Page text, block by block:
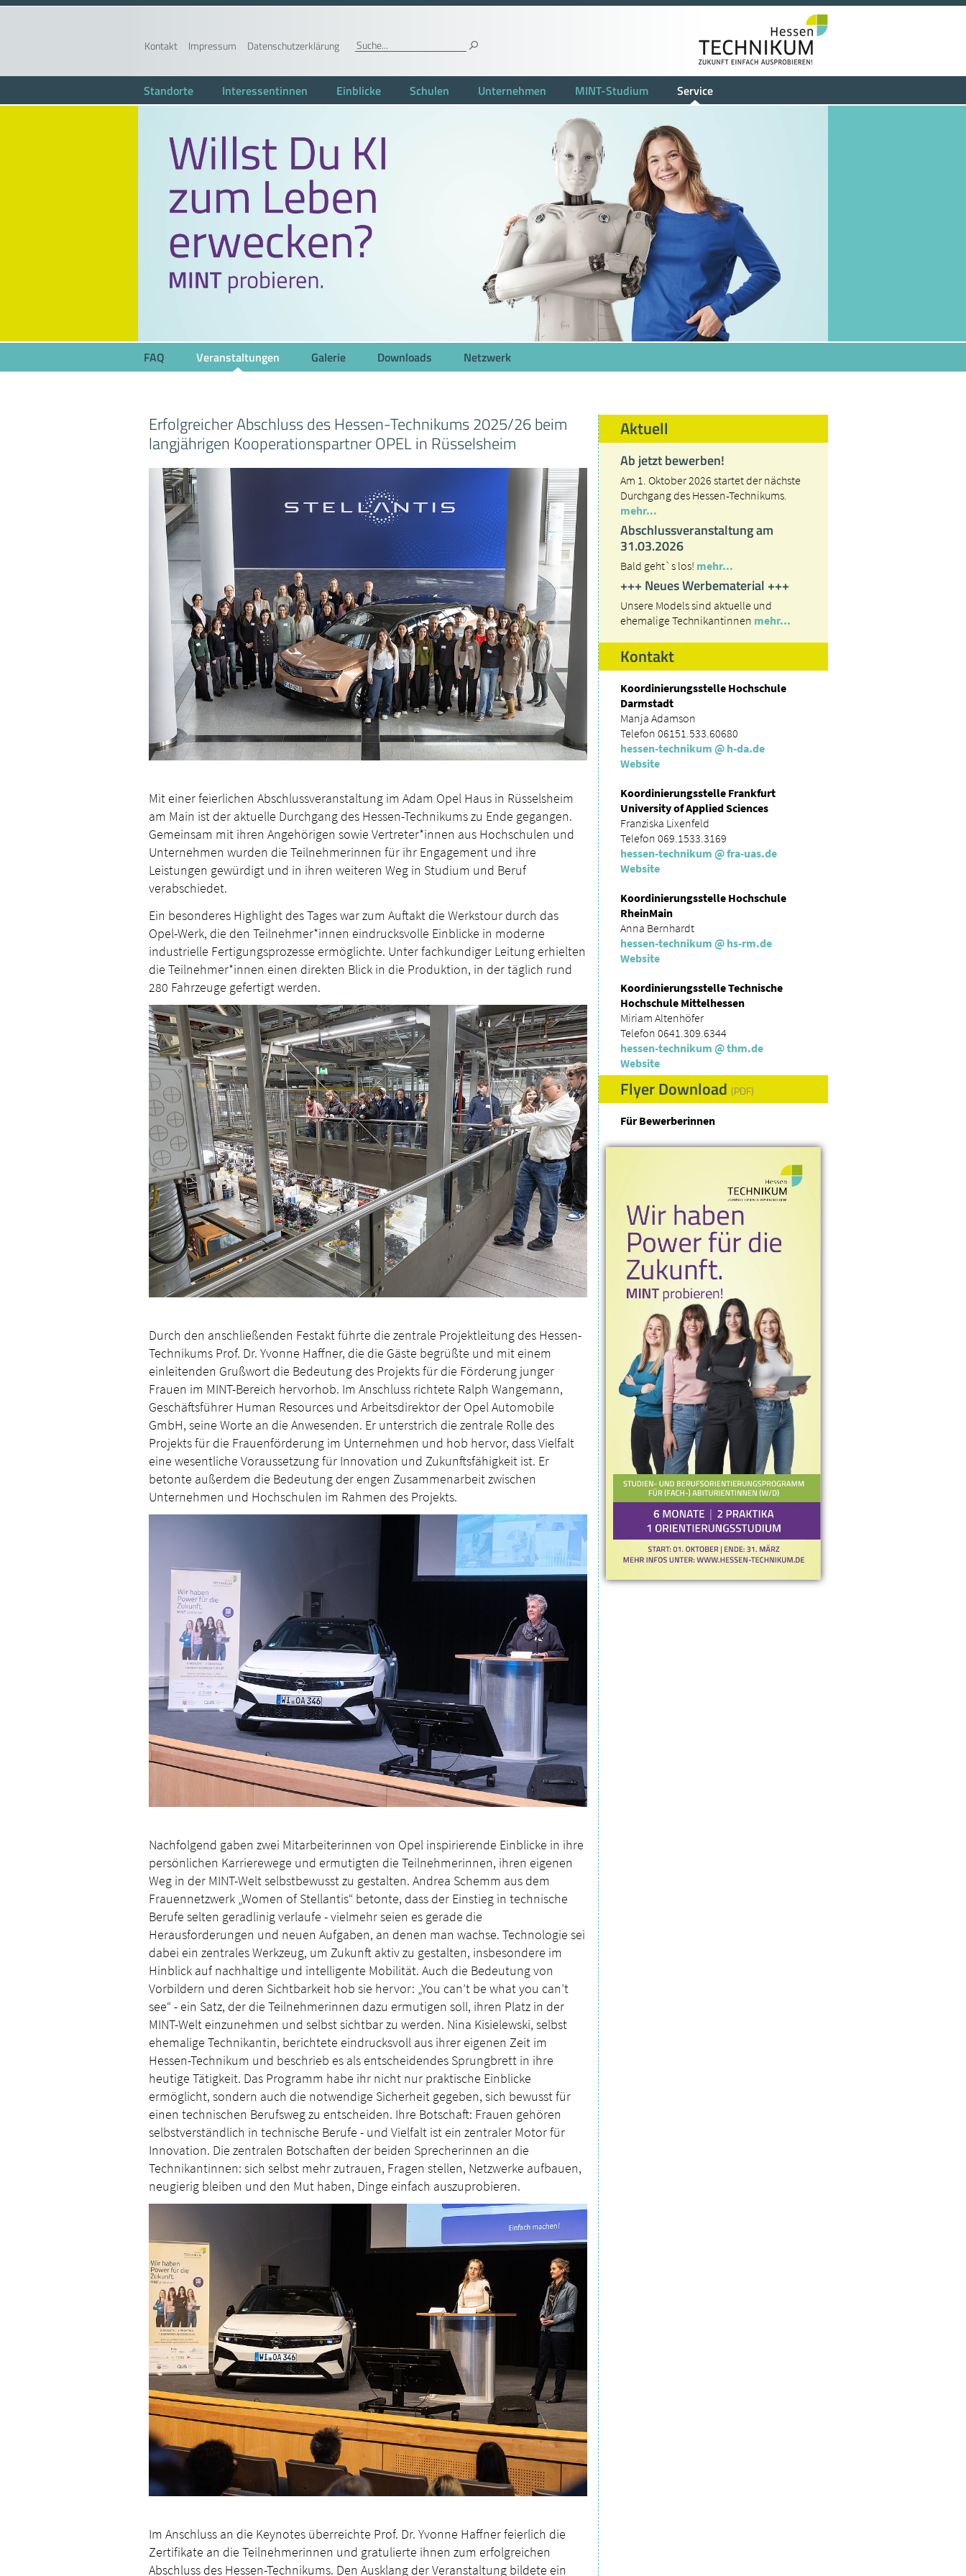
Kontakt Impressum Datenschutzerklärung
Standorte Interessentinnen Einblicke Schulen Unternehmen MINT-Studium Service
FAQ Veranstaltungen Galerie Downloads Netzwerk
Erfolgreicher Abschluss des Hessen-Technikums 2025/26 beim
langjährigen Kooperationspartner OPEL in Rüsselsheim
Mit einer feierlichen Abschlussveranstaltung im Adam Opel Haus in Rüsselsheim
am Main ist der aktuelle Durchgang des Hessen-Technikums zu Ende gegangen.
Gemeinsam mit ihren Angehörigen sowie Vertreter*innen aus Hochschulen und
Unternehmen wurden die Teilnehmerinnen für ihr Engagement und ihre
Leistungen gewürdigt und in ihren weiteren Weg in Studium und Beruf
verabschiedet.
Ein besonderes Highlight des Tages war zum Auftakt die Werkstour durch das
Opel-Werk, die den Teilnehmer*innen eindrucksvolle Einblicke in moderne
industrielle Fertigungsprozesse ermöglichte. Unter fachkundiger Leitung erhielten
die Teilnehmer*innen einen direkten Blick in die Produktion, in der täglich rund
280 Fahrzeuge gefertigt werden.
Durch den anschließenden Festakt führte die zentrale Projektleitung des Hessen-
Technikums Prof. Dr. Yvonne Haffner, die die Gäste begrüßte und mit einem
einleitenden Grußwort die Bedeutung des Projekts für die Förderung junger
Frauen im MINT-Bereich hervorhob. Im Anschluss richtete Ralph Wangemann,
Geschäftsführer Human Resources und Arbeitsdirektor der Opel Automobile
GmbH, seine Worte an die Anwesenden. Er unterstrich die zentrale Rolle des
Projekts für die Frauenförderung im Unternehmen und hob hervor, dass Vielfalt
eine wesentliche Voraussetzung für Innovation und Zukunftsfähigkeit ist. Er
betonte außerdem die Bedeutung der engen Zusammenarbeit zwischen
Unternehmen und Hochschulen im Rahmen des Projekts.
Nachfolgend gaben zwei Mitarbeiterinnen von Opel inspirierende Einblicke in ihre
persönlichen Karrierewege und ermutigten die Teilnehmerinnen, ihren eigenen
Weg in der MINT-Welt selbstbewusst zu gestalten. Andrea Schemm aus dem
Frauennetzwerk „Women of Stellantis“ betonte, dass der Einstieg in technische
Berufe selten geradlinig verlaufe - vielmehr seien es gerade die
Herausforderungen und neuen Aufgaben, an denen man wachse. Technologie sei
dabei ein zentrales Werkzeug, um Zukunft aktiv zu gestalten, insbesondere im
Hinblick auf nachhaltige und intelligente Mobilität. Auch die Bedeutung von
Vorbildern und deren Sichtbarkeit hob sie hervor: „You can’t be what you can’t
see“ - ein Satz, der die Teilnehmerinnen dazu ermutigen soll, ihren Platz in der
MINT-Welt einzunehmen und selbst sichtbar zu werden. Nina Kisielewski, selbst
ehemalige Technikantin, berichtete eindrucksvoll aus ihrer eigenen Zeit im
Hessen-Technikum und beschrieb es als entscheidendes Sprungbrett in ihre
heutige Tätigkeit. Das Programm habe ihr nicht nur praktische Einblicke
ermöglicht, sondern auch die notwendige Sicherheit gegeben, sich bewusst für
einen technischen Berufsweg zu entscheiden. Ihre Botschaft: Frauen gehören
selbstverständlich in technische Berufe - und Vielfalt ist ein zentraler Motor für
Innovation. Die zentralen Botschaften der beiden Sprecherinnen an die
Technikantinnen: sich selbst mehr zutrauen, Fragen stellen, Netzwerke aufbauen,
neugierig bleiben und den Mut haben, Dinge einfach auszuprobieren.
Im Anschluss an die Keynotes überreichte Prof. Dr. Yvonne Haffner feierlich die
Zertifikate an die Teilnehmerinnen und gratulierte ihnen zum erfolgreichen
Abschluss des Hessen-Technikums. Den Ausklang der Veranstaltung bildete ein
Aktuell
Ab jetzt bewerben!
Am 1. Oktober 2026 startet der nächste
Durchgang des Hessen-Technikums.
mehr...
Abschlussveranstaltung am
31.03.2026
Bald geht`s los! mehr...
+++ Neues Werbematerial +++
Unsere Models sind aktuelle und
ehemalige Technikantinnen mehr...
Kontakt
Koordinierungsstelle Hochschule
Darmstadt
Manja Adamson
Telefon 06151.533.60680
hessen-technikum @ h-da.de
Website
Koordinierungsstelle Frankfurt
University of Applied Sciences
Franziska Lixenfeld
Telefon 069.1533.3169
hessen-technikum @ fra-uas.de
Website
Koordinierungsstelle Hochschule
RheinMain
Anna Bernhardt
hessen-technikum @ hs-rm.de
Website
Koordinierungsstelle Technische
Hochschule Mittelhessen
Miriam Altenhöfer
Telefon 0641.309.6344
hessen-technikum @ thm.de
Website
Flyer Download (PDF)
Für Bewerberinnen